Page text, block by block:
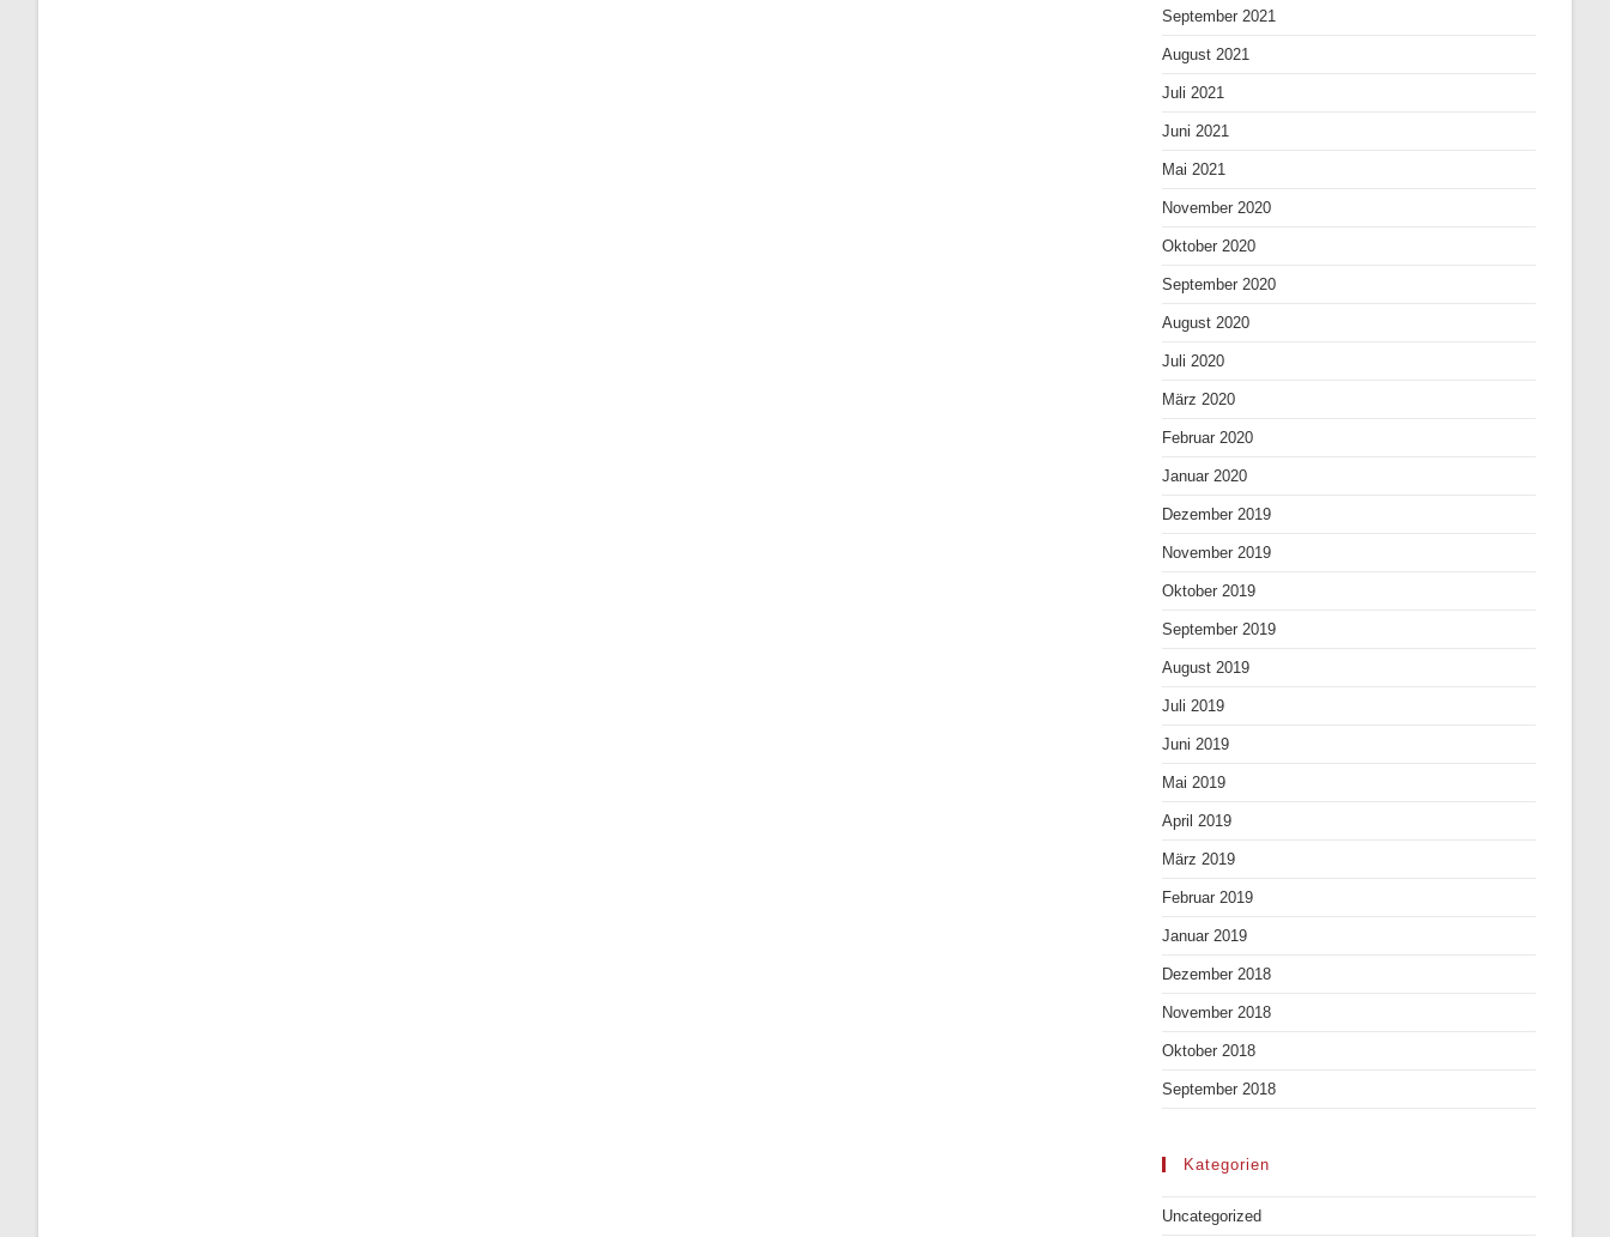
September 2021
August 2021
Juli 2021
Juni 2021
Mai 2021
November 2020
Oktober 2020
September 2020
August 2020
Juli 2020
März 2020
Februar 2020
Januar 2020
Dezember 2019
November 2019
Oktober 2019
September 2019
August 2019
Juli 2019
Juni 2019
Mai 2019
April 2019
März 2019
Februar 2019
Januar 2019
Dezember 2018
November 2018
Oktober 2018
September 2018
Kategorien
Uncategorized